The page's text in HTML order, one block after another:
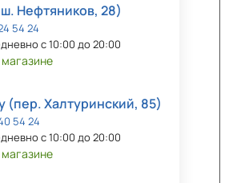
Нефтяников, 28)
54 24
с 10:00 до 20:00
(пер. Халтуринский, 85)
54 24
с 10:00 до 20:00